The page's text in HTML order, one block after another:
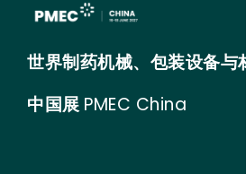
世界制药机械、包装设备与
中国展 PMEC China